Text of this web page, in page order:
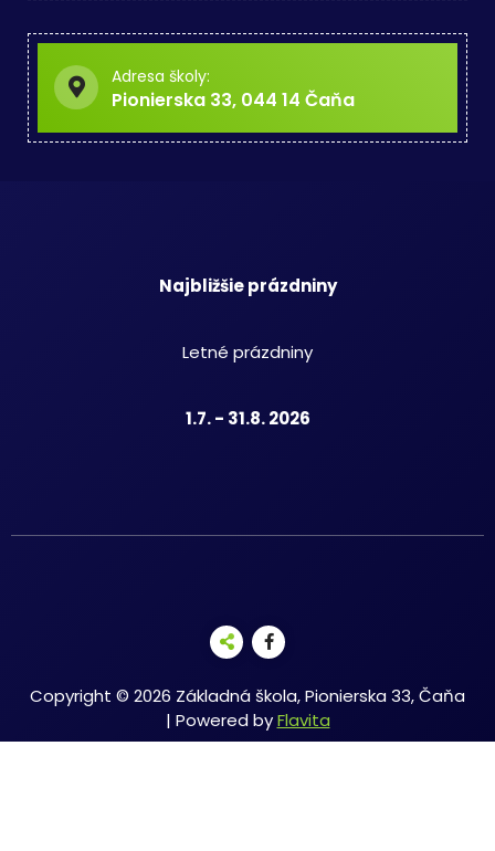
Adresa školy:
Pionierska 33, 044 14 Čaňa
Najbližšie prázdniny
Letné prázdniny
1.7. - 31.8. 2026
Copyright © 2026 Základná škola, Pionierska 33, Čaňa
| Powered byFlavita